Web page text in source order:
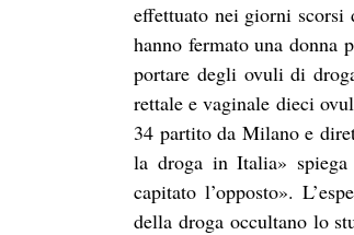
effettuato nei giorni
hanno fermato una donna
portare degli ovuli di
rettale e vaginale dieci
34 partito da Milano e
la droga in Italia»
capitato l’opposto».
della droga occultano lo